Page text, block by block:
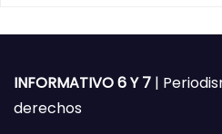
INFORMATIVO 6 Y 7 |
derechos